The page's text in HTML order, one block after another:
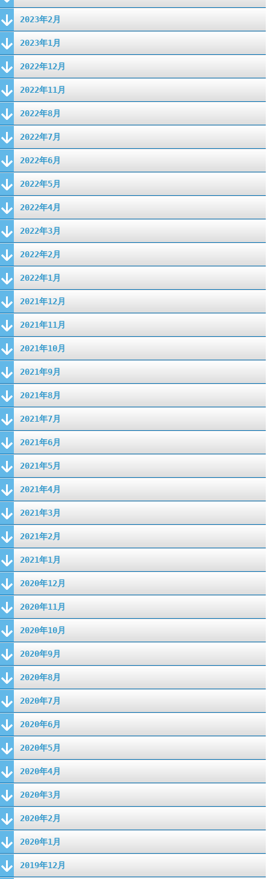
2023年2月
2023年1月
2022年12月
2022年11月
2022年8月
2022年7月
2022年6月
2022年5月
2022年4月
2022年3月
2022年2月
2022年1月
2021年12月
2021年11月
2021年10月
2021年9月
2021年8月
2021年7月
2021年6月
2021年5月
2021年4月
2021年3月
2021年2月
2021年1月
2020年12月
2020年11月
2020年10月
2020年9月
2020年8月
2020年7月
2020年6月
2020年5月
2020年4月
2020年3月
2020年2月
2020年1月
2019年12月